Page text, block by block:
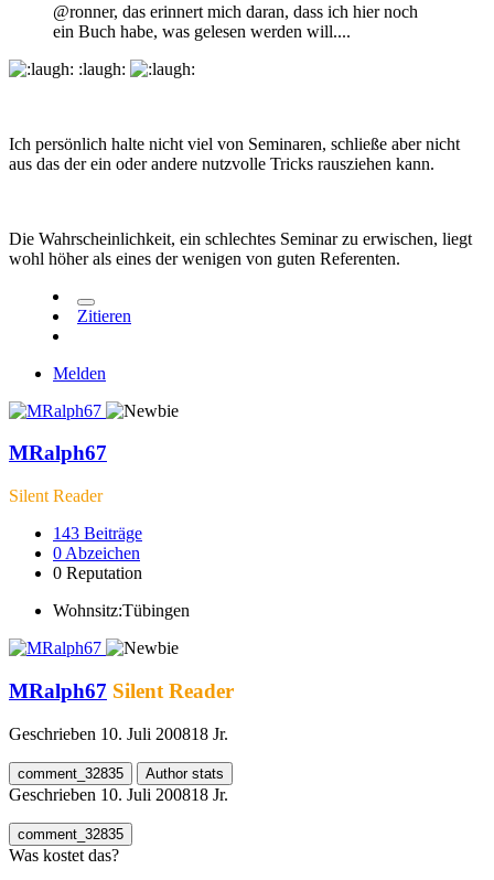
@ronner, das erinnert mich daran, dass ich hier noch
ein Buch habe, was gelesen werden will....
:laugh:
Ich persönlich halte nicht viel von Seminaren, schließe aber nicht
aus das der ein oder andere nutzvolle Tricks rausziehen kann.
Die Wahrscheinlichkeit, ein schlechtes Seminar zu erwischen, liegt
wohl höher als eines der wenigen von guten Referenten.
Zitieren
Melden
MRalph67
Silent Reader
143 Beiträge
0 Abzeichen
0 Reputation
Wohnsitz:Tübingen
MRalph67 Silent Reader
Geschrieben 10. Juli 200818 Jr.
comment_32835 Author stats
Geschrieben 10. Juli 200818 Jr.
comment_32835
Was kostet das?